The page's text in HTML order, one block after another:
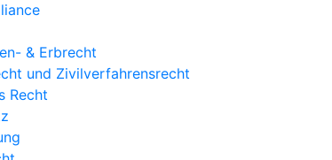
& Erbrecht
und Zivilverfahrensrecht
Recht